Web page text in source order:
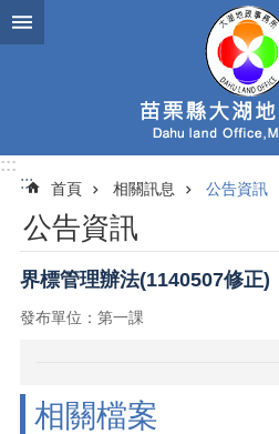
跳到主要內容區塊
:::
:::
首頁 相關訊息 公告資訊
公告資訊
界標管理辦法(1140507修正)
發布單位：第一課
相關檔案